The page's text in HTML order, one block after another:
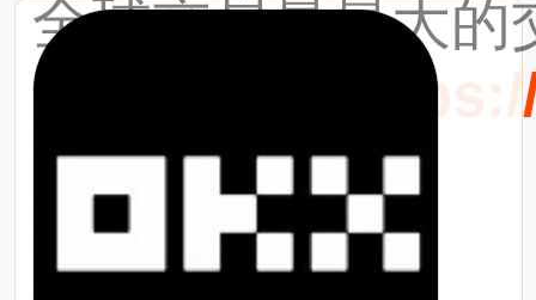
全球交易量最大的
最新网址：